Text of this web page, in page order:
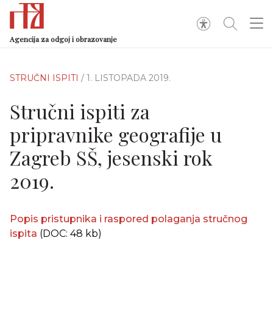
Agencija za odgoj i obrazovanje
STRUČNI ISPITI / 1. LISTOPADA 2019.
Stručni ispiti za
pripravnike geografije u
Zagreb SŠ, jesenski rok
2019.
Popis pristupnika i raspored polaganja stručnog
ispita (DOC: 48 kb)